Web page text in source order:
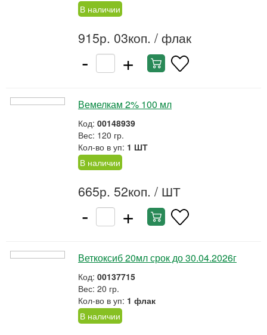
В наличии
915р. 03коп. / флак
- +
Вемелкам 2% 100 мл
Код: 00148939
Вес: 120 гр.
Кол-во в уп: 1 ШТ
В наличии
665р. 52коп. / ШТ
- +
Веткоксиб 20мл срок до 30.04.2026г
Код: 00137715
Вес: 20 гр.
Кол-во в уп: 1 флак
В наличии